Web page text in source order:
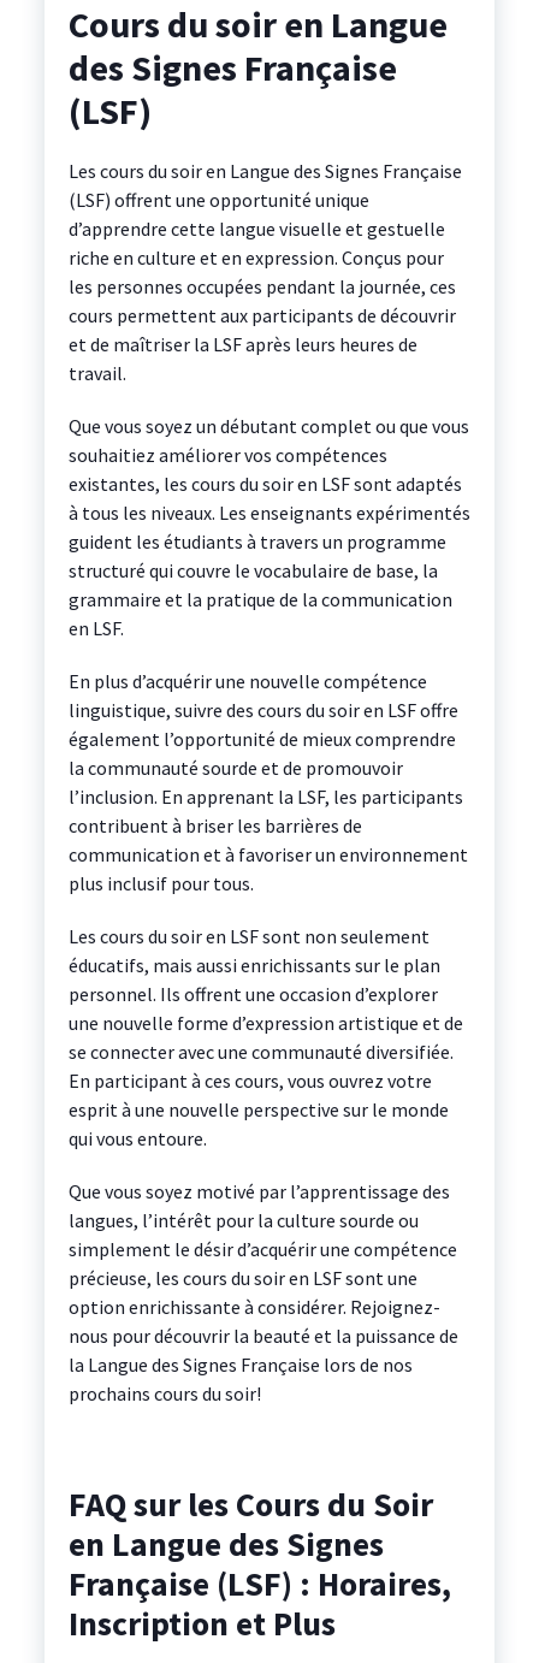
Cours du soir en Langue
des Signes Française
(LSF)
Les cours du soir en Langue des Signes Française
(LSF) offrent une opportunité unique
d’apprendre cette langue visuelle et gestuelle
riche en culture et en expression. Conçus pour
les personnes occupées pendant la journée, ces
cours permettent aux participants de découvrir
et de maîtriser la LSF après leurs heures de
travail.
Que vous soyez un débutant complet ou que vous
souhaitiez améliorer vos compétences
existantes, les cours du soir en LSF sont adaptés
à tous les niveaux. Les enseignants expérimentés
guident les étudiants à travers un programme
structuré qui couvre le vocabulaire de base, la
grammaire et la pratique de la communication
en LSF.
En plus d’acquérir une nouvelle compétence
linguistique, suivre des cours du soir en LSF offre
également l’opportunité de mieux comprendre
la communauté sourde et de promouvoir
l’inclusion. En apprenant la LSF, les participants
contribuent à briser les barrières de
communication et à favoriser un environnement
plus inclusif pour tous.
Les cours du soir en LSF sont non seulement
éducatifs, mais aussi enrichissants sur le plan
personnel. Ils offrent une occasion d’explorer
une nouvelle forme d’expression artistique et de
se connecter avec une communauté diversifiée.
En participant à ces cours, vous ouvrez votre
esprit à une nouvelle perspective sur le monde
qui vous entoure.
Que vous soyez motivé par l’apprentissage des
langues, l’intérêt pour la culture sourde ou
simplement le désir d’acquérir une compétence
précieuse, les cours du soir en LSF sont une
option enrichissante à considérer. Rejoignez-
nous pour découvrir la beauté et la puissance de
la Langue des Signes Française lors de nos
prochains cours du soir!
FAQ sur les Cours du Soir
en Langue des Signes
Française (LSF) : Horaires,
Inscription et Plus